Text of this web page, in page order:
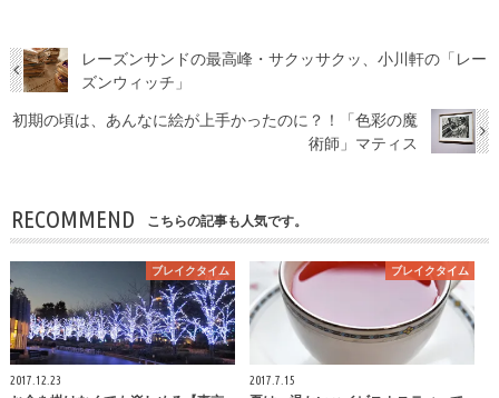
レーズンサンドの最高峰・サクッサクッ、小川軒の「レー
ズンウィッチ」
初期の頃は、あんなに絵が上手かったのに？！「色彩の魔
術師」マティス
RECOMMEND こちらの記事も人気です。
ブレイクタイム
2017.12.23
ブレイクタイム
2017.7.15